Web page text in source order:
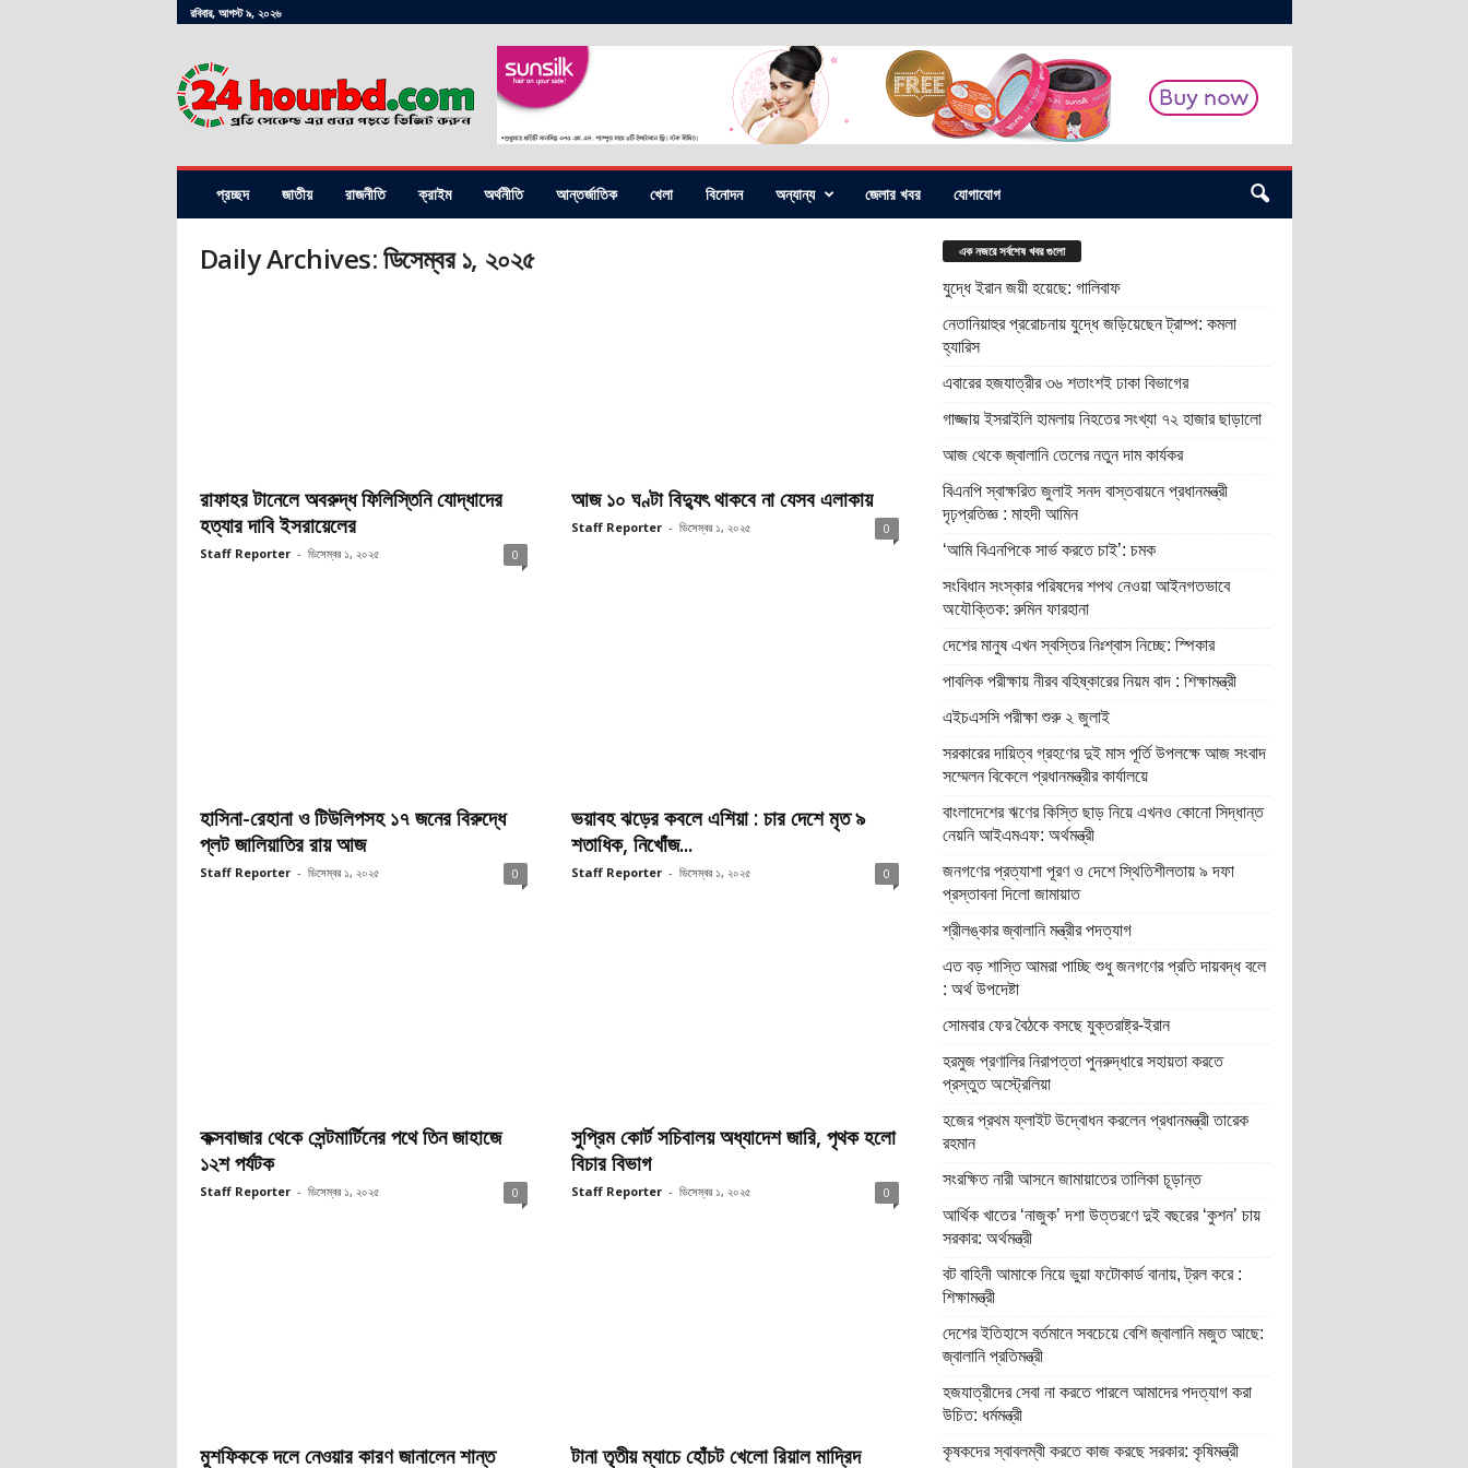
রবিবার, আগস্ট ৯, ২০২৬
প্রচ্ছদ জাতীয় রাজনীতি ক্রাইম অর্থনীতি আন্তর্জাতিক খেলা বিনোদন অন্যান্য জেলার খবর যোগাযোগ
Daily Archives: ডিসেম্বর ১, ২০২৫
রাফাহর টানেলে অবরুদ্ধ ফিলিস্তিনি যোদ্ধাদের
হত্যার দাবি ইসরায়েলের
Staff Reporter - ডিসেম্বর ১, ২০২৫ 0
আজ ১০ ঘণ্টা বিদ্যুৎ থাকবে না যেসব এলাকায়
Staff Reporter - ডিসেম্বর ১, ২০২৫ 0
হাসিনা-রেহানা ও টিউলিপসহ ১৭ জনের বিরুদ্ধে
প্লট জালিয়াতির রায় আজ
Staff Reporter - ডিসেম্বর ১, ২০২৫ 0
ভয়াবহ ঝড়ের কবলে এশিয়া : চার দেশে মৃত ৯
শতাধিক, নিখোঁজ...
Staff Reporter - ডিসেম্বর ১, ২০২৫ 0
কক্সবাজার থেকে সেন্টমার্টিনের পথে তিন জাহাজে
১২শ পর্যটক
Staff Reporter - ডিসেম্বর ১, ২০২৫ 0
সুপ্রিম কোর্ট সচিবালয় অধ্যাদেশ জারি, পৃথক হলো
বিচার বিভাগ
Staff Reporter - ডিসেম্বর ১, ২০২৫ 0
মুশফিককে দলে নেওয়ার কারণ জানালেন শান্ত টানা তৃতীয় ম্যাচে হোঁচট খেলো রিয়াল মাদ্রিদ
এক নজরে সর্বশেষ খবর গুলো
যুদ্ধে ইরান জয়ী হয়েছে: গালিবাফ
নেতানিয়াহুর প্ররোচনায় যুদ্ধে জড়িয়েছেন ট্রাম্প: কমলা
হ্যারিস
এবারের হজযাত্রীর ৩৬ শতাংশই ঢাকা বিভাগের
গাজ্জায় ইসরাইলি হামলায় নিহতের সংখ্যা ৭২ হাজার ছাড়ালো
আজ থেকে জ্বালানি তেলের নতুন দাম কার্যকর
বিএনপি স্বাক্ষরিত জুলাই সনদ বাস্তবায়নে প্রধানমন্ত্রী
দৃঢ়প্রতিজ্ঞ : মাহদী আমিন
‘আমি বিএনপিকে সার্ভ করতে চাই’: চমক
সংবিধান সংস্কার পরিষদের শপথ নেওয়া আইনগতভাবে
অযৌক্তিক: রুমিন ফারহানা
দেশের মানুষ এখন স্বস্তির নিঃশ্বাস নিচ্ছে: স্পিকার
পাবলিক পরীক্ষায় নীরব বহিষ্কারের নিয়ম বাদ : শিক্ষামন্ত্রী
এইচএসসি পরীক্ষা শুরু ২ জুলাই
সরকারের দায়িত্ব গ্রহণের দুই মাস পূর্তি উপলক্ষে আজ সংবাদ
সম্মেলন বিকেলে প্রধানমন্ত্রীর কার্যালয়ে
বাংলাদেশের ঋণের কিস্তি ছাড় নিয়ে এখনও কোনো সিদ্ধান্ত
নেয়নি আইএমএফ: অর্থমন্ত্রী
জনগণের প্রত্যাশা পূরণ ও দেশে স্থিতিশীলতায় ৯ দফা
প্রস্তাবনা দিলো জামায়াত
শ্রীলঙ্কার জ্বালানি মন্ত্রীর পদত্যাগ
এত বড় শাস্তি আমরা পাচ্ছি শুধু জনগণের প্রতি দায়বদ্ধ বলে
: অর্থ উপদেষ্টা
সোমবার ফের বৈঠকে বসছে যুক্তরাষ্ট্র-ইরান
হরমুজ প্রণালির নিরাপত্তা পুনরুদ্ধারে সহায়তা করতে
প্রস্তুত অস্ট্রেলিয়া
হজের প্রথম ফ্লাইট উদ্বোধন করলেন প্রধানমন্ত্রী তারেক
রহমান
সংরক্ষিত নারী আসনে জামায়াতের তালিকা চূড়ান্ত
আর্থিক খাতের ‘নাজুক’ দশা উত্তরণে দুই বছরের ‘কুশন’ চায়
সরকার: অর্থমন্ত্রী
বট বাহিনী আমাকে নিয়ে ভুয়া ফটোকার্ড বানায়, ট্রল করে :
শিক্ষামন্ত্রী
দেশের ইতিহাসে বর্তমানে সবচেয়ে বেশি জ্বালানি মজুত আছে:
জ্বালানি প্রতিমন্ত্রী
হজযাত্রীদের সেবা না করতে পারলে আমাদের পদত্যাগ করা
উচিত: ধর্মমন্ত্রী
কৃষকদের স্বাবলম্বী করতে কাজ করছে সরকার: কৃষিমন্ত্রী